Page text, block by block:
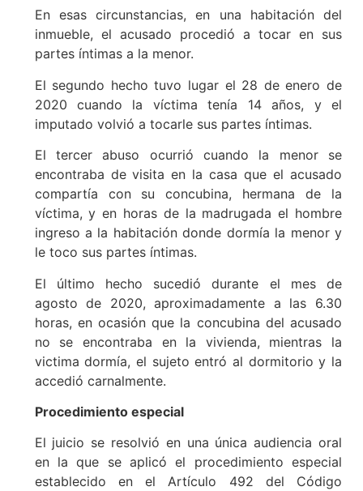
En esas circunstancias, en una habitación del
inmueble, el acusado procedió a tocar en sus
partes íntimas a la menor.
El segundo hecho tuvo lugar el 28 de enero de
2020 cuando la víctima tenía 14 años, y el
imputado volvió a tocarle sus partes íntimas.
El tercer abuso ocurrió cuando la menor se
encontraba de visita en la casa que el acusado
compartía con su concubina, hermana de la
víctima, y en horas de la madrugada el hombre
ingreso a la habitación donde dormía la menor y
le toco sus partes íntimas.
El último hecho sucedió durante el mes de
agosto de 2020, aproximadamente a las 6.30
horas, en ocasión que la concubina del acusado
no se encontraba en la vivienda, mientras la
victima dormía, el sujeto entró al dormitorio y la
accedió carnalmente.
Procedimiento especial
El juicio se resolvió en una única audiencia oral
en la que se aplicó el procedimiento especial
establecido en el Artículo 492 del Código